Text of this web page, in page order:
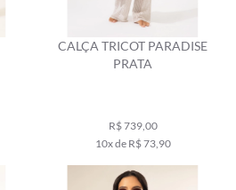
CALÇA TRICOT PARADISE
PRATA
R$ 739,00
10x de R$ 73,90